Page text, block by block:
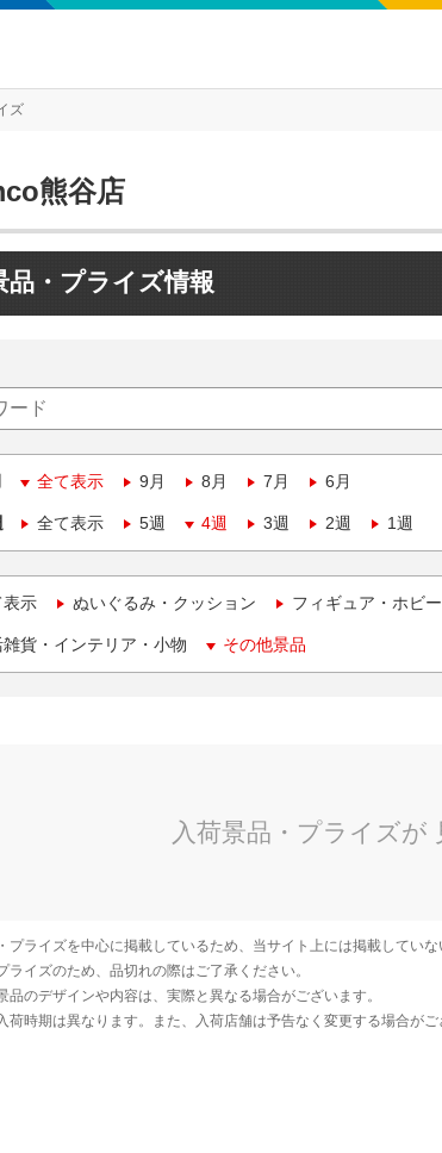
ズ
熊谷店
品・プライズ情報
全て表示 9月 8月 7月 6月
全て表示 5週 4週 3週 2週 1週
表示 ぬいぐるみ・クッション フィギュア・ホビー
貨・インテリア・小物 その他景品